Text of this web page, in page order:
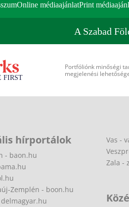
Online médiaajánlatPrint
A Szabad
Portfóliónk minőségi
megjelenési
hírportálok
- baon.hu
Zemplén - boon.hu
Vas -
Zala -